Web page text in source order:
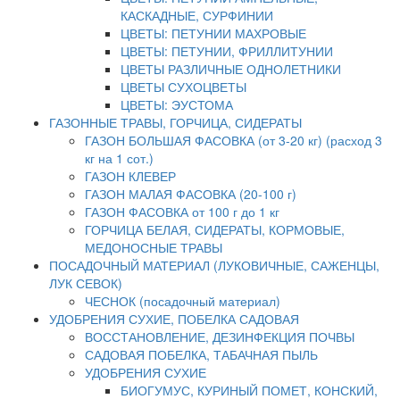
КАСКАДНЫЕ, СУРФИНИИ
ЦВЕТЫ: ПЕТУНИИ МАХРОВЫЕ
ЦВЕТЫ: ПЕТУНИИ, ФРИЛЛИТУНИИ
ЦВЕТЫ РАЗЛИЧНЫЕ ОДНОЛЕТНИКИ
ЦВЕТЫ СУХОЦВЕТЫ
ЦВЕТЫ: ЭУСТОМА
ГАЗОННЫЕ ТРАВЫ, ГОРЧИЦА, СИДЕРАТЫ
ГАЗОН БОЛЬШАЯ ФАСОВКА (от 3-20 кг) (расход 3
кг на 1 сот.)
ГАЗОН КЛЕВЕР
ГАЗОН МАЛАЯ ФАСОВКА (20-100 г)
ГАЗОН ФАСОВКА от 100 г до 1 кг
ГОРЧИЦА БЕЛАЯ, СИДЕРАТЫ, КОРМОВЫЕ,
МЕДОНОСНЫЕ ТРАВЫ
ПОСАДОЧНЫЙ МАТЕРИАЛ (ЛУКОВИЧНЫЕ, САЖЕНЦЫ,
ЛУК СЕВОК)
ЧЕСНОК (посадочный материал)
УДОБРЕНИЯ СУХИЕ, ПОБЕЛКА САДОВАЯ
ВОССТАНОВЛЕНИЕ, ДЕЗИНФЕКЦИЯ ПОЧВЫ
САДОВАЯ ПОБЕЛКА, ТАБАЧНАЯ ПЫЛЬ
УДОБРЕНИЯ СУХИЕ
БИОГУМУС, КУРИНЫЙ ПОМЕТ, КОНСКИЙ,